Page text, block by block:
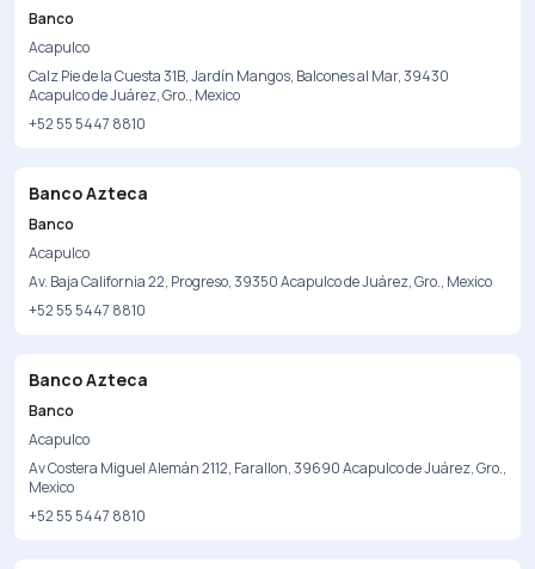
Banco
Acapulco
Calz Pie de la Cuesta 31B, Jardín Mangos, Balcones al Mar, 39430
Acapulco de Juárez, Gro., Mexico
+52 55 5447 8810
Banco Azteca
Banco
Acapulco
Av. Baja California 22, Progreso, 39350 Acapulco de Juárez, Gro., Mexico
+52 55 5447 8810
Banco Azteca
Banco
Acapulco
Av Costera Miguel Alemán 2112, Farallon, 39690 Acapulco de Juárez, Gro.,
Mexico
+52 55 5447 8810